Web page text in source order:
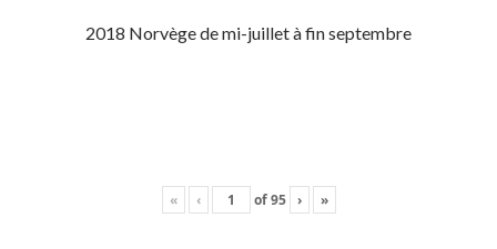
2018 Norvège de mi-juillet à fin septembre
« ‹ of95 › »